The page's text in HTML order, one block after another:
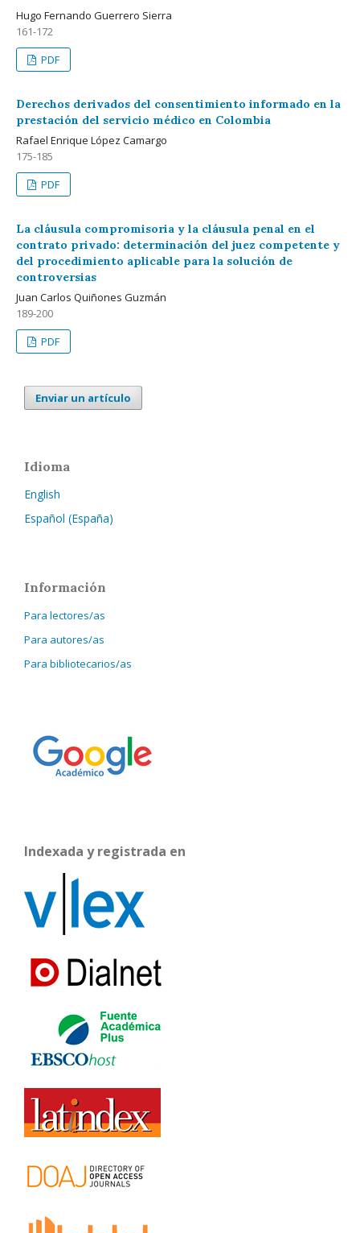
Hugo Fernando Guerrero Sierra
161-172
PDF
Derechos derivados del consentimiento informado en la
prestación del servicio médico en Colombia
Rafael Enrique López Camargo
175-185
PDF
La cláusula compromisoria y la cláusula penal en el
contrato privado: determinación del juez competente y
del procedimiento aplicable para la solución de
controversias
Juan Carlos Quiñones Guzmán
189-200
PDF
Enviar un artículo
Idioma
English
Español (España)
Información
Para lectores/as
Para autores/as
Para bibliotecarios/as
Indexada y registrada en